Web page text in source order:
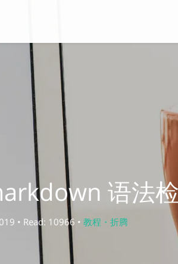
语法
• Read: 10966 • 教程・折腾